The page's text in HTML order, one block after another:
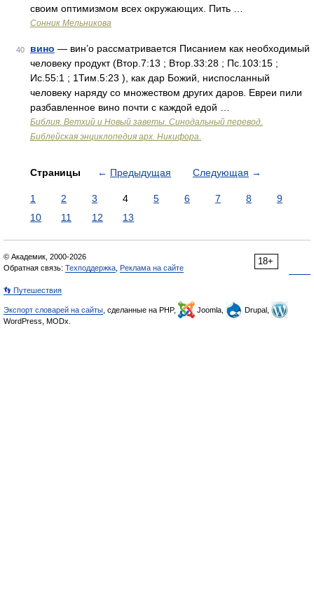
своим оптимизмом всех окружающих. Пить …
Сонник Мельникова
40 вино — вин’о рассматривается Писанием как необходимый
человеку продукт (Втор.7:13 ; Втор.33:28 ; Пс.103:15 ;
Ис.55:1 ; 1Тим.5:23 ), как дар Божий, ниспосланный
человеку наряду со множеством других даров. Евреи пили
разбавленное вино почти с каждой едой …
Библия. Ветхий и Новый заветы. Синодальный перевод.
Библейская энциклопедия арх. Никифора.
Страницы ← Предыдущая Следующая →
1 2 3 4 5 6 7 8
9
10
11 12 13
18+
© Академик, 2000-2026
Обратная связь: Техподдержка Реклама на сайте
👣 Путешествия
Экспорт словарей на сайты , сделанные на PHP, Joomla,
Drupal,
WordPress, MODx.